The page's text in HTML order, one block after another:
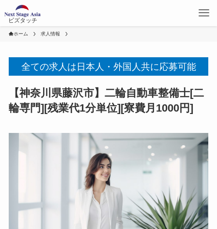
ビズタッチ
ホーム 求人情報
全ての求人は日本人・外国人共に応募可能
【神奈川県藤沢市】二輪自動車整備士[二
輪専門][残業代1分単位][寮費月1000円]